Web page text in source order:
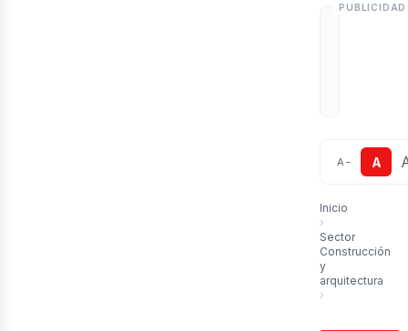
A − A
Inicio
›
Sector
Construcción
y
arquitectura
›